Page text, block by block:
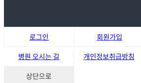
로그인 회원가입
병원 오시는 길
개인정보취급방침
상단으로